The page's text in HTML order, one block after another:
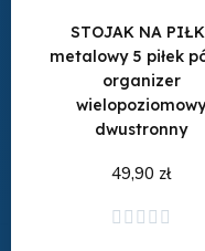
STOJAK NA
metalowy 5 piłek
organizer
wielopoziomowy
dwustronny
49,90 zł
    
Dodaj do koszyka